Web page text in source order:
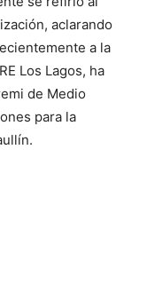
aclarando
a la
Los Lagos, ha
de Medio
para la